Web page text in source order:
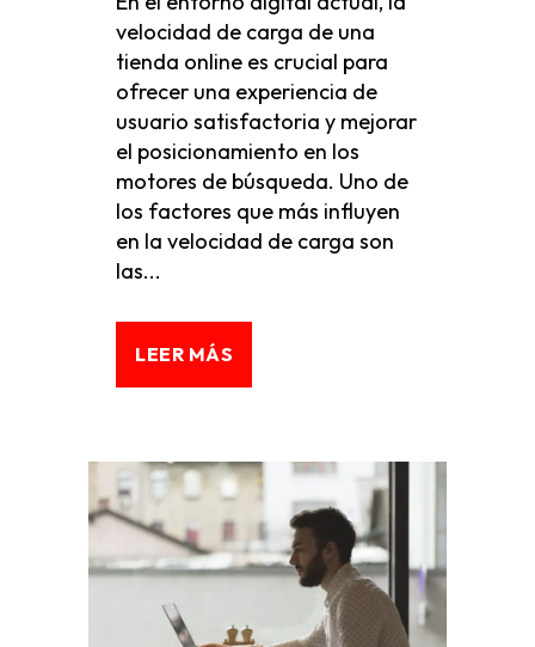
velocidad de carga de una
tienda online es crucial para
ofrecer una experiencia de
usuario satisfactoria y mejorar
el posicionamiento en los
motores de búsqueda. Uno de
los factores que más influyen
en la velocidad de carga son
las...
LEER MÁS